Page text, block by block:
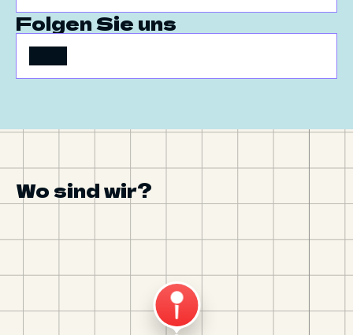
Folgen Sie uns
Wo sind wir?